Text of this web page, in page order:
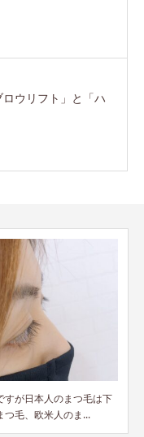
ロウリフト」と「ハ
ダムのパッケージがリニ
ル！